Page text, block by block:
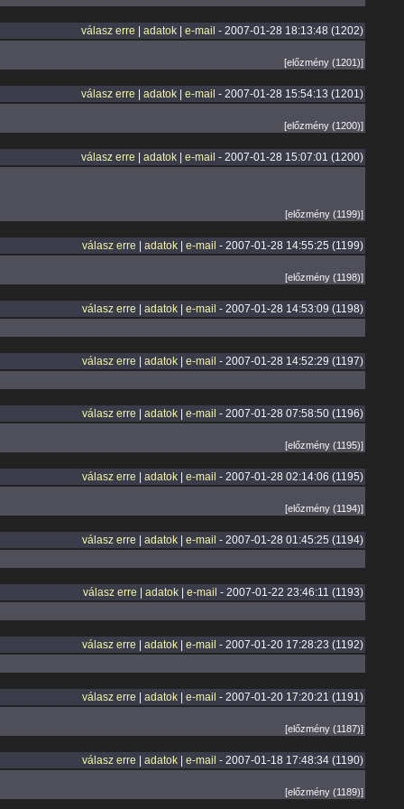
válasz erre adatok| e-mail - 2007-01-28 18:13:48 (1202)
[előzmény (1201)]
válasz erre adatok| e-mail - 2007-01-28 15:54:13 (1201)
[előzmény (1200)]
válasz erre adatok| e-mail - 2007-01-28 15:07:01 (1200)
[előzmény (1199)]
válasz erre adatok| e-mail - 2007-01-28 14:55:25 (1199)
[előzmény (1198)]
válasz erre adatok| e-mail - 2007-01-28 14:53:09 (1198)
válasz erre adatok| e-mail - 2007-01-28 14:52:29 (1197)
válasz erre adatok| e-mail - 2007-01-28 07:58:50 (1196)
[előzmény (1195)]
válasz erre adatok| e-mail - 2007-01-28 02:14:06 (1195)
[előzmény (1194)]
válasz erre adatok| e-mail - 2007-01-28 01:45:25 (1194)
válasz erre adatok| e-mail - 2007-01-22 23:46:11 (1193)
válasz erre adatok| e-mail - 2007-01-20 17:28:23 (1192)
válasz erre adatok| e-mail - 2007-01-20 17:20:21 (1191)
[előzmény (1187)]
válasz erre adatok| e-mail - 2007-01-18 17:48:34 (1190)
[előzmény (1189)]